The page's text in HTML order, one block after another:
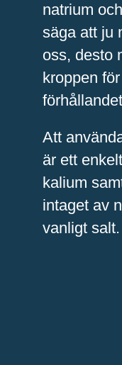
natrium
säga att ju
oss, desto
kroppen
Att
är ett
kalium
intaget av
vanligt salt.